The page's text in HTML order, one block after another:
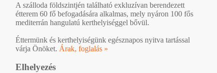
A szálloda földszintjén található exkluzívan berendezett
étterem 60 fő befogadására alkalmas, mely nyáron 100 fős
mediterrán hangulatú kerthelyiséggel bővül.
Éttermünk és kerthelyiségünk egésznapos nyitva tartással
várja Önöket. Árak, foglalás »
Elhelyezés